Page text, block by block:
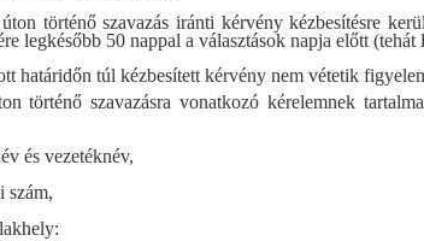
történő szavazás iránti kérvény kézbesítésre
legkésőbb 50 nappal a választások napja előtt
határidőn túl kézbesített kérvény nem vétetik
történő szavazásra vonatkozó kérelemnek
és vezetéknév,
szám,